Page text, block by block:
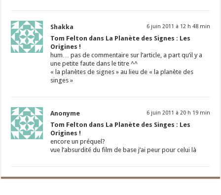
Shakka 6 juin 2011 à 12 h 48 min
Tom Felton dans La Planète des Signes : Les
Origines !
hum… pas de commentaire sur l’article, a part qu’il y a
une petite faute dans le titre ^^
« la planètes de signes » au lieu de « la planète des
singes »
Anonyme 6 juin 2011 à 20 h 19 min
Tom Felton dans La Planète des Singes : Les
Origines !
encore un préquel?
vue l’absurdité du film de base j’ai peur pour celui là